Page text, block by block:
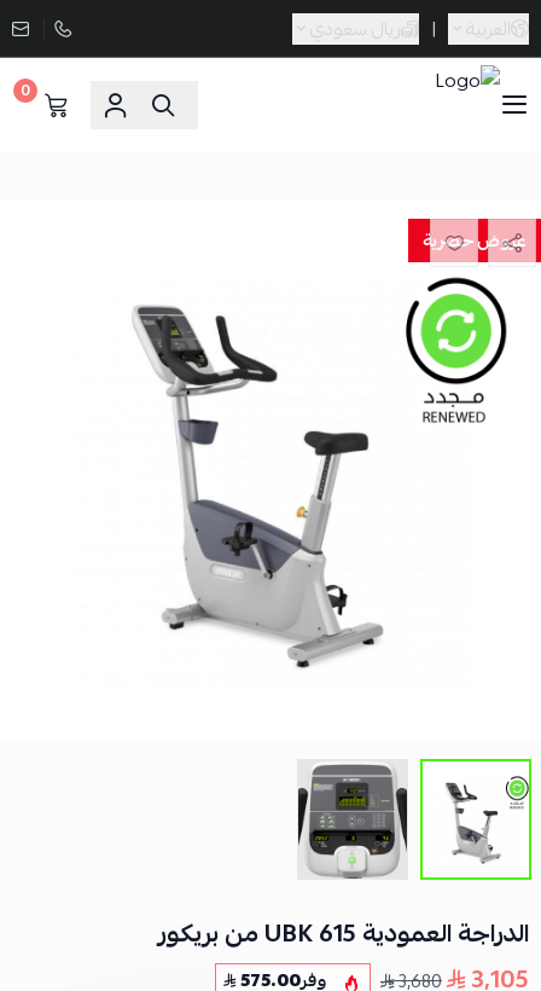
العربية | ريال سعودي
0
عروض حصرية
الدراجة العمودية UBK 615 من بريكور
3,105
3,680 وفر575.00